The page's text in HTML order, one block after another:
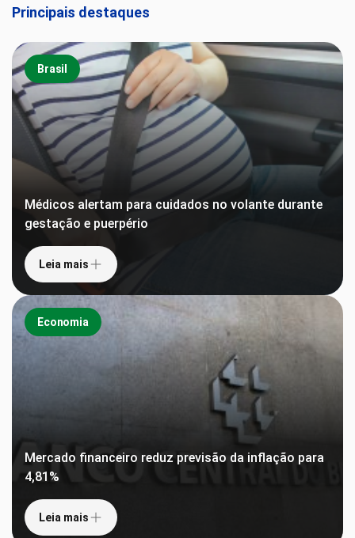
Principais destaques
Brasil
Médicos alertam para cuidados no volante durante
gestação e puerpério
Leia mais
Economia
Mercado financeiro reduz previsão da inflação para
4,81%
Leia mais